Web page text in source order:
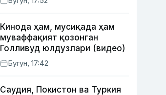
режалаштирилмоқда
Кинода ҳам, мусиқада ҳам
муваффақият қозонган
Голливуд юлдузлари (видео)
Бугун, 17:42
Саудия, Покистон ва Туркия